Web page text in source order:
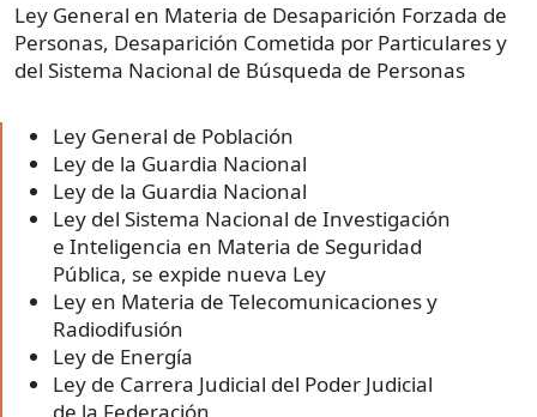
Ley General en Materia de Desaparición Forzada de
Personas, Desaparición Cometida por Particulares y
del Sistema Nacional de Búsqueda de Personas
Ley General de Población
Ley de la Guardia Nacional
Ley de la Guardia Nacional
Ley del Sistema Nacional de Investigación
e Inteligencia en Materia de Seguridad
Pública, se expide nueva Ley
Ley en Materia de Telecomunicaciones y
Radiodifusión
Ley de Energía
Ley de Carrera Judicial del Poder Judicial